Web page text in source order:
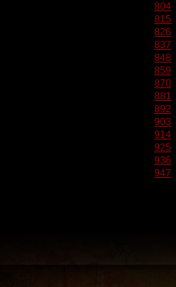
804
815
826
837
848
859
870
881
892
903
914
925
936
947